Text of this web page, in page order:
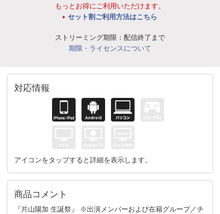
もっとお得にご利用いただけます。
セット割ご利用方法はこちら
ストリーミング期限：配信終了まで
期限・ライセンスについて
対応情報
アイコンをタップすると詳細を表示します。
商品コメント
『片山陽加 生誕祭』 ※出演メンバーおよび在籍グループ／チ